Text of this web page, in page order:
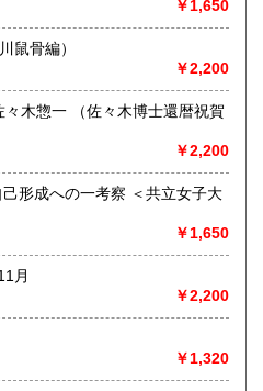
たことにより、当方の【単品ス
外の商品は、「日本の古本
る【300円】の送料が表示され
実費で頂戴いたします。未修
品スピード注文】への対応と
で、どうぞご了承ください●
ているお客様名義とは別名義の
様は、【必ず、お振込み/ご決
振込後/ご決済後には、ご希望に
さい)●
、「日本の古本屋」からのご注
￥1,650
觀 限定版 （寒川鼠骨編）
￥2,200
博士還暦祝賀
￥2,200
形成への一考察 ＜共立女子大
￥1,650
月
￥2,200
￥1,320